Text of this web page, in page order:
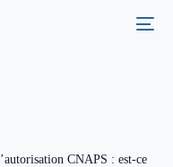
CNAPS : est-ce